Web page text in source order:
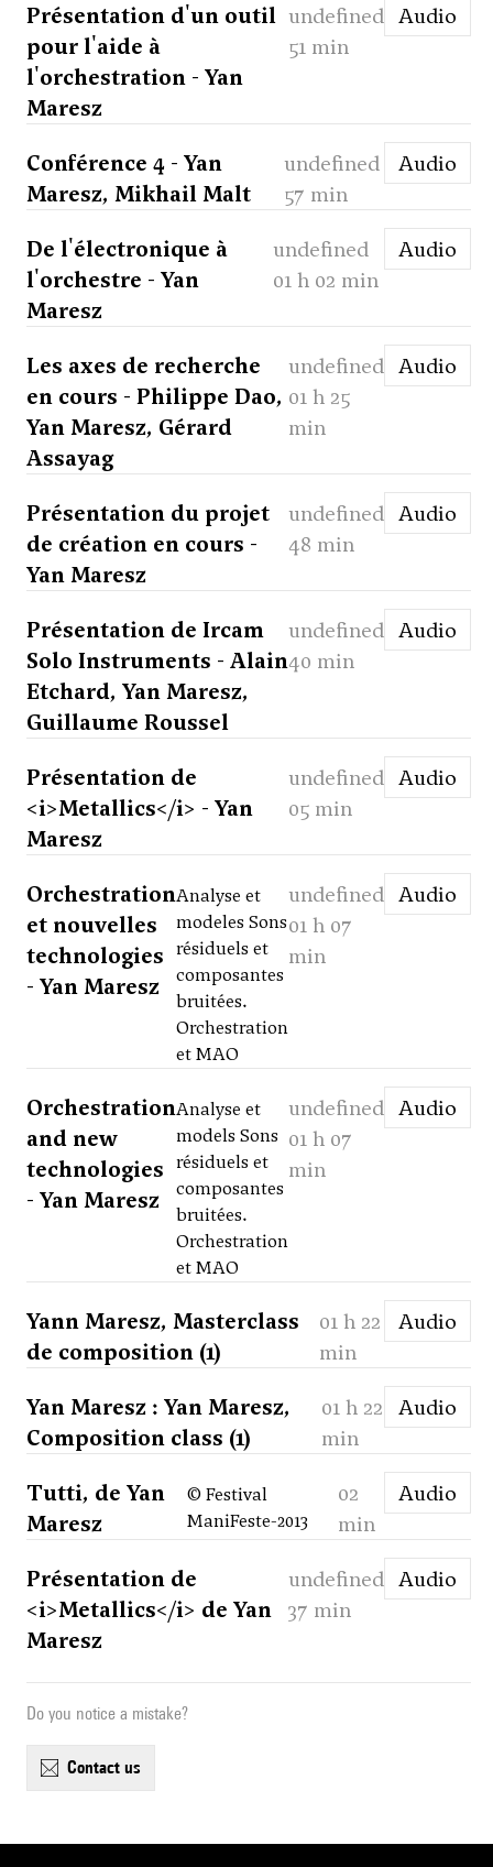
Présentation d'un outil
pour l'aide à
l'orchestration - Yan
Maresz
undefined
51 min
Audio
Conférence 4 - Yan
Maresz, Mikhail Malt
undefined
57 min
Audio
De l'électronique à
l'orchestre - Yan
Maresz
undefined
01 h 02 min
Audio
Les axes de recherche
en cours - Philippe Dao,
Yan Maresz, Gérard
Assayag
undefined
01 h 25
min
Audio
Présentation du projet
de création en cours -
Yan Maresz
undefined
48 min
Audio
Présentation de Ircam
Solo Instruments - Alain
Etchard, Yan Maresz,
Guillaume Roussel
undefined
40 min
Audio
Présentation de
<i>Metallics</i> - Yan
Maresz
undefined
05 min
Audio
Orchestration
et nouvelles
technologies
- Yan Maresz
Analyse et
modeles Sons
résiduels et
composantes
bruitées.
Orchestration
et MAO
undefined
01 h 07
min
Audio
Orchestration
and new
technologies
- Yan Maresz
Analyse et
models Sons
résiduels et
composantes
bruitées.
Orchestration
et MAO
undefined
01 h 07
min
Audio
Yann Maresz, Masterclass
de composition (1)
01 h 22
min
Audio
Yan Maresz : Yan Maresz,
Composition class (1)
01 h 22
min
Audio
Tutti, de Yan
Maresz
© Festival
ManiFeste-2013
02
min
Audio
Présentation de
<i>Metallics</i> de Yan
Maresz
undefined
37 min
Audio
Do you notice a mistake?
contact us